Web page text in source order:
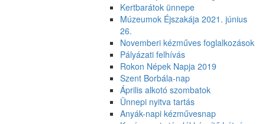
Kertbarátok ünnepe
Múzeumok Éjszakája 2021. június
26.
Novemberi kézműves foglalkozások
Pályázati felhívás
Rokon Népek Napja 2019
Szent Borbála-nap
Április alkotó szombatok
Ünnepi nyitva tartás
Anyák-napi kézművesnap